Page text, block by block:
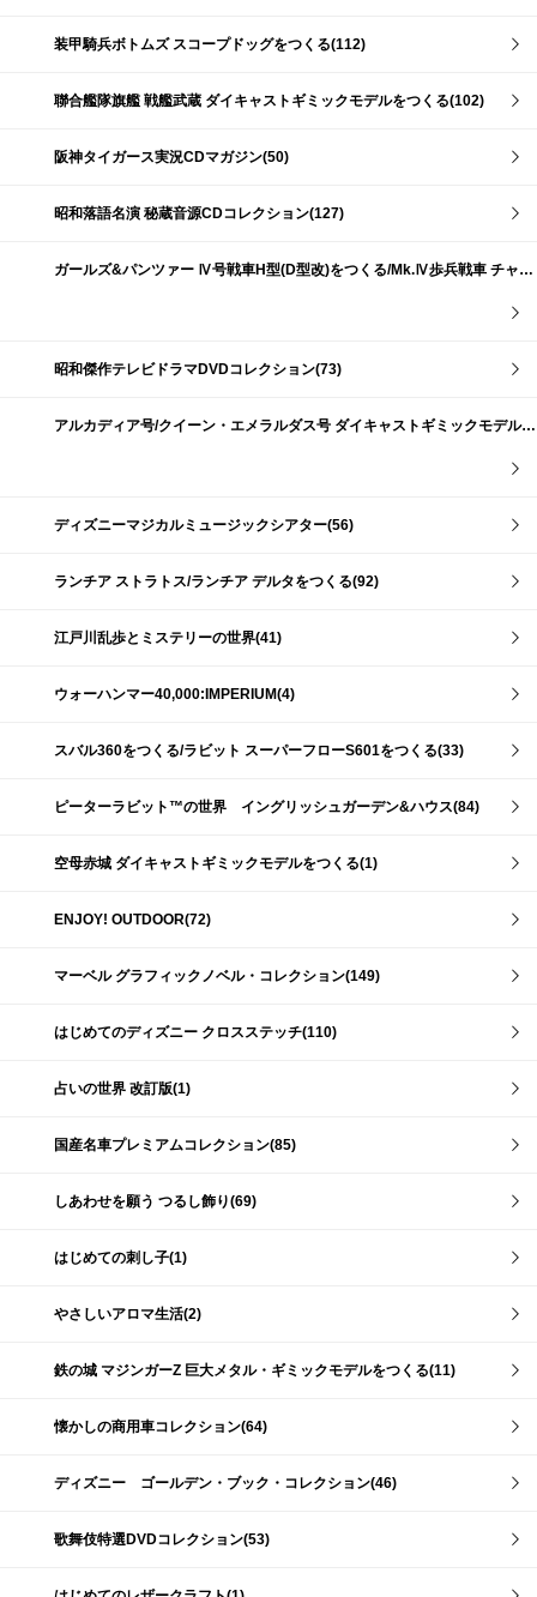
装甲騎兵ボトムズ スコープドッグをつくる(112)
聯合艦隊旗艦 戦艦武蔵 ダイキャストギミックモデルをつくる(102)
阪神タイガース実況CDマガジン(50)
昭和落語名演 秘蔵音源CDコレクション(127)
ガールズ&パンツァー Ⅳ号戦車H型(D型改)をつくる/Mk.Ⅳ歩兵戦車 チャーチルMk.Ⅶをつくる(191)
昭和傑作テレビドラマDVDコレクション(73)
アルカディア号/クイーン・エメラルダス号 ダイキャストギミックモデルをつくる(159)
ディズニーマジカルミュージックシアター(56)
ランチア ストラトス/ランチア デルタをつくる(92)
江戸川乱歩とミステリーの世界(41)
ウォーハンマー40,000:IMPERIUM(4)
スバル360をつくる/ラビット スーパーフローS601をつくる(33)
ピーターラビット™の世界 イングリッシュガーデン&ハウス(84)
空母赤城 ダイキャストギミックモデルをつくる(1)
ENJOY! OUTDOOR(72)
マーベル グラフィックノベル・コレクション(149)
はじめてのディズニー クロスステッチ(110)
占いの世界 改訂版(1)
国産名車プレミアムコレクション(85)
しあわせを願う つるし飾り(69)
はじめての刺し子(1)
やさしいアロマ生活(2)
鉄の城 マジンガーZ 巨大メタル・ギミックモデルをつくる(11)
懐かしの商用車コレクション(64)
ディズニー ゴールデン・ブック・コレクション(46)
歌舞伎特選DVDコレクション(53)